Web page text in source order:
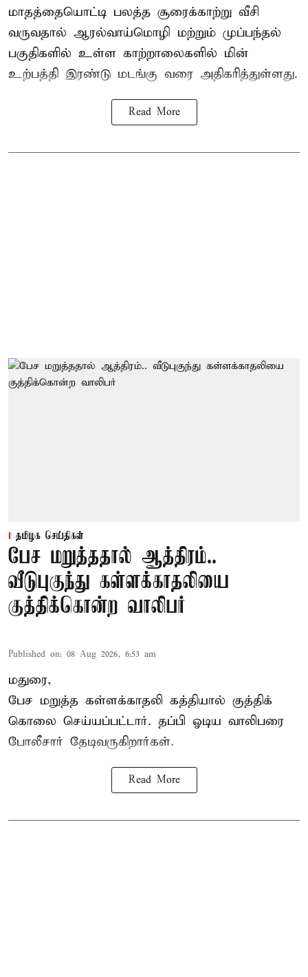
மாதத்தையொட்டி பலத்த சூரைக்காற்று வீசி
வருவதால் ஆரல்வாய்மொழி மற்றும் முப்பந்தல்
பகுதிகளில் உள்ள காற்றாலைகளில் மின்
உற்பத்தி இரண்டு மடங்கு வரை அதிகரித்துள்ளது.
Read More
தமிழக செய்திகள்
பேச மறுத்ததால் ஆத்திரம்..
வீடுபுகுந்து கள்ளக்காதலியை
குத்திக்கொன்ற வாலிபர்
Published on: 08 Aug 2026, 6:53 am
மதுரை,
பேச மறுத்த கள்ளக்காதலி கத்தியால் குத்திக்
கொலை செய்யப்பட்டார். தப்பி ஓடிய வாலிபரை
போலீசார் தேடிவருகிறார்கள்.
Read More